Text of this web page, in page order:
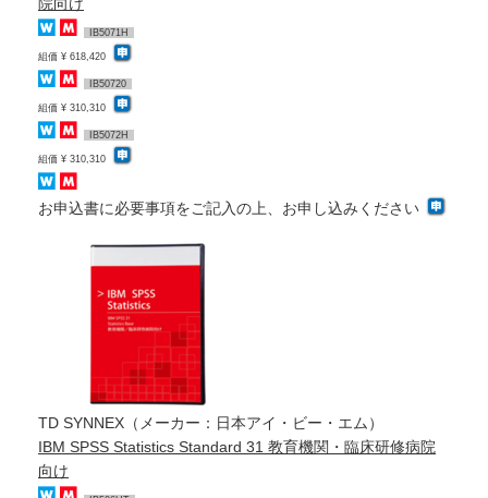
IB5071H
組価 ¥ 618,420
IB50720
組価 ¥ 310,310
IB5072H
組価 ¥ 310,310
お申込書に必要事項をご記入の上、お申し込みください
TD SYNNEX（メーカー：日本アイ・ビー・エム）
IBM SPSS Statistics Standard 31 教育機関・臨床研修病院
向け